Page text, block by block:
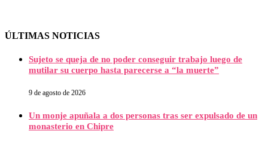
ÚLTIMAS NOTICIAS
Sujeto se queja de no poder conseguir trabajo luego de
mutilar su cuerpo hasta parecerse a “la muerte”
9 de agosto de 2026
Un monje apuñala a dos personas tras ser expulsado de un
monasterio en Chipre